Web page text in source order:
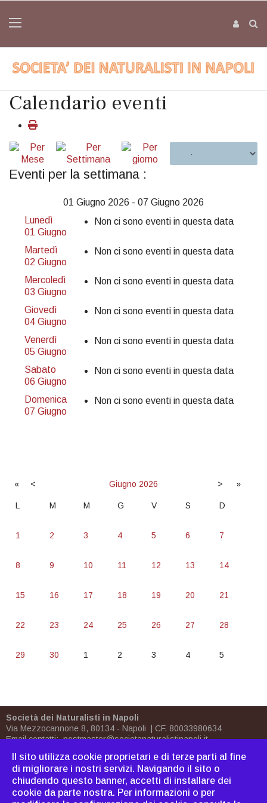
Calendario eventi
Eventi per la settimana :
01 Giugno 2026 - 07 Giugno 2026
Lunedì
01 Giugno
Non ci sono eventi in questa data
Martedì
02 Giugno
Non ci sono eventi in questa data
Mercoledì
03 Giugno
Non ci sono eventi in questa data
Giovedì
04 Giugno
Non ci sono eventi in questa data
Venerdì
05 Giugno
Non ci sono eventi in questa data
Sabato
06 Giugno
Non ci sono eventi in questa data
Domenica
07 Giugno
Non ci sono eventi in questa data
« < Giugno 2026 > »
L M M G V S D
1 2 3 4 5 6 7
8 9 10 11 12 13 14
15 16 17 18 19 20 21
22 23 24 25 26 27 28
29 30 1 2 3 4 5
Società dei Naturalisti in Napoli
Via Mezzocannone 8, 80134 - Napoli | CF. 80033980634
Email contatti:postmaster@societanaturalistinapoli.it
PEC
postmaster@pec.societanaturalistinapoli.it
Come associarsi|Dove
siamo| Bornh | Cavoliniana|Sitemap|Webmaster
Il sito utilizza cookie proprietari e di terze parti al fine
di migliorare i nostri servizi. Navigando il sito o
chiudendo questo banner, accetti di installare dei
cookie da parte nostra. Per informazioni o per